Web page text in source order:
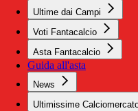
Ultime dai Campi
Voti Fantacalcio
Asta Fantacalcio
Guida all'asta
News
Ultimissime